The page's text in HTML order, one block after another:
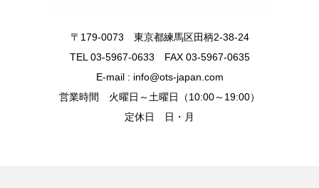
〒179-0073 東京都練馬区田柄2-38-24
TEL 03-5967-0633 FAX 03-5967-0635
E-mail : info@ots-japan.com
営業時間 火曜日～土曜日（10:00～19:00）
定休日 日・月